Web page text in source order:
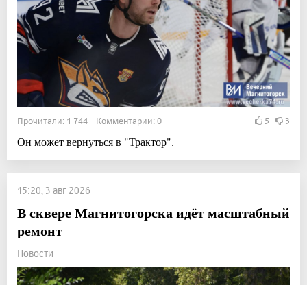
Прочитали: 1 744 Комментарии: 0 5 3
Он может вернуться в "Трактор".
15:20, 3 авг 2026
В сквере Магнитогорска идёт масштабный
ремонт
Новости